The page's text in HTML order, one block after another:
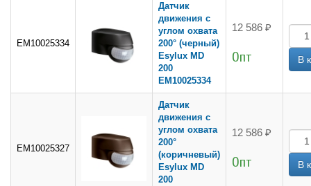
EM10025334
Датчик
движения с
углом охвата
200° (черный)
Esylux MD
200
EM10025334
12 586 ₽
Опт
EM10025327
Датчик
движения с
углом охвата
200°
(коричневый)
Esylux MD
200
12 586 ₽
Опт